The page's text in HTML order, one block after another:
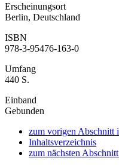
Erscheinungsort
Berlin, Deutschland
ISBN
978-3-95476-163-0
Umfang
440 S.
Einband
Gebunden
zum vorigen Abschnitt
Inhaltsverzeichnis
zum nächsten